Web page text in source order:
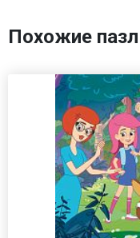
Похожие